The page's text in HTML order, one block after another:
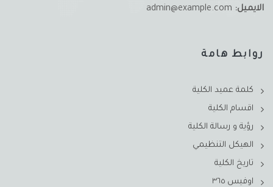
الايميل:
روابط هامة
كلمة عميد الكلية
اقسام الكلية
رؤية و رسالة الكلية
الهيكل التنظيمي
تاريخ الكلية
اوفيس ٣٦٥